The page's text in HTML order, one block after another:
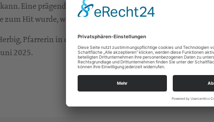
Eine prägende Erfahrung für diese jungen Menschen,
zum Hit wurde, war: „Denn der Herr tut auch heute noch
Pfarrerin in der Ev.-Luth. Kirchgemeinde Zittauer
2025.